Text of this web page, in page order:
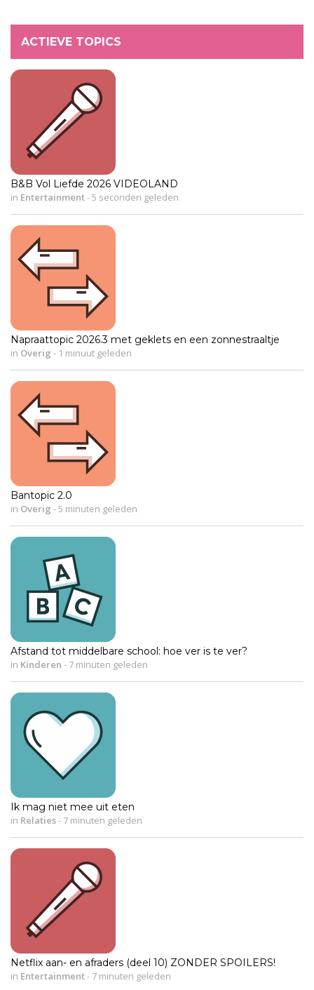
ACTIEVE TOPICS
B&B Vol Liefde 2026 VIDEOLAND
in Entertainment-5 seconden geleden
Napraattopic 2026.3 met geklets en een zonnestraaltje
in Overig - 1 minuut geleden
Bantopic 2.0
in Overig -5 minuten geleden
Afstand tot middelbare school: hoe ver is te ver?
in Kinderen - 7 minuten geleden
Ik mag niet mee uit eten
in Relaties- 7 minuten geleden
Netflix aan- en afraders (deel 10) ZONDER SPOILERS!
in Entertainment- 7 minuten geleden